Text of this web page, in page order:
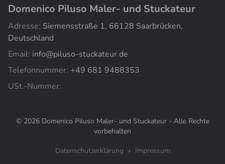
Domenico Piluso Maler- und Stuckateur
Adresse: Siemensstraße 1, 66128 Saarbrücken,
Deutschland
Email: info@piluso-stuckateur.de
Telefonnummer: +49 681 9488353
USt.-Nummer:
© 2026 Domenico Piluso Maler- und Stuckateur - Alle Rechte
vorbehalten
Datenschutzerklärung • Impressum